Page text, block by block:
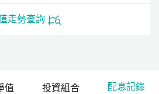
走勢查詢
值 投資組合 配息記錄